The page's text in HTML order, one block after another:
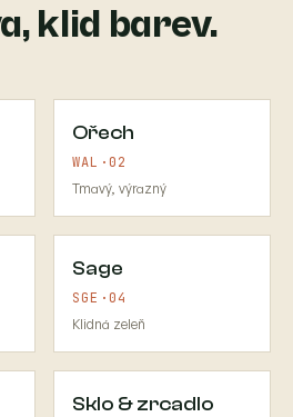
klid barev.
Ořech
WAL·02
Tmavý, výrazný
Sage
SGE·04
Klidná zeleň
Sklo & zrcadlo